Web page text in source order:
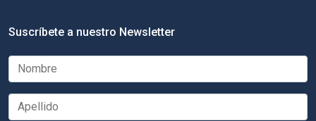
Suscríbete a nuestro Newsletter